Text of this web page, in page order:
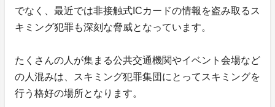
でなく、最近では非接触式ICカードの情報を盗み取るス
キミング犯罪も深刻な脅威となっています。
たくさんの人が集まる公共交通機関やイベント会場など
の人混みは、スキミング犯罪集団にとってスキミングを
行う格好の場所となります。